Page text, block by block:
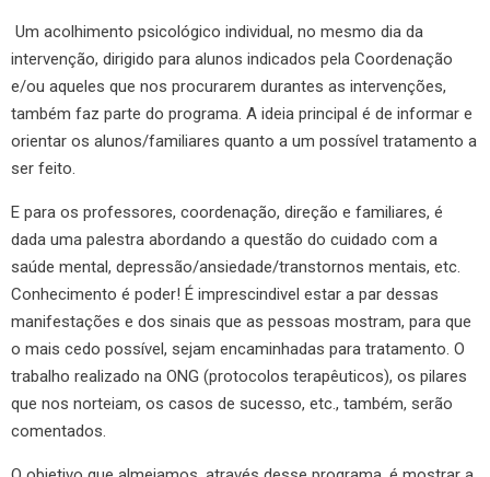
Um acolhimento psicológico individual, no mesmo dia da
intervenção, dirigido para alunos indicados pela Coordenação
e/ou aqueles que nos procurarem durantes as intervenções,
também faz parte do programa. A ideia principal é de informar e
orientar os alunos/familiares quanto a um possível tratamento a
ser feito.
E para os professores, coordenação, direção e familiares, é
dada uma palestra abordando a questão do cuidado com a
saúde mental, depressão/ansiedade/transtornos mentais, etc.
Conhecimento é poder! É imprescindivel estar a par dessas
manifestações e dos sinais que as pessoas mostram, para que
o mais cedo possível, sejam encaminhadas para tratamento. O
trabalho realizado na ONG (protocolos terapêuticos), os pilares
que nos norteiam, os casos de sucesso, etc., também, serão
comentados.